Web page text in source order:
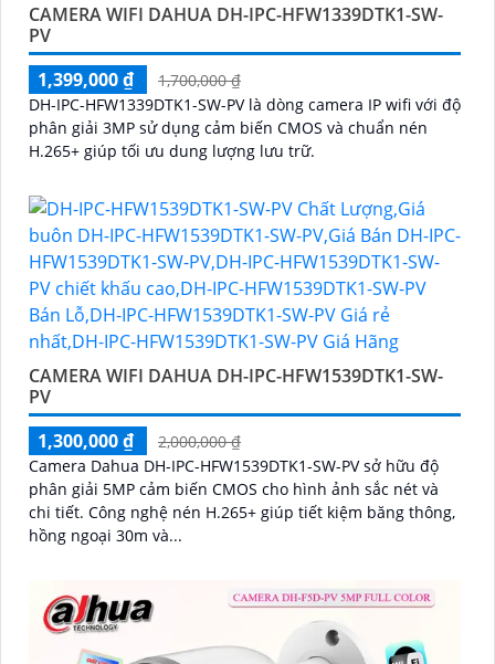
CAMERA WIFI DAHUA DH-IPC-HFW1339DTK1-SW-
PV
1,399,000 ₫
1,700,000 ₫
DH-IPC-HFW1339DTK1-SW-PV là dòng camera IP wifi với độ
phân giải 3MP sử dụng cảm biến CMOS và chuẩn nén
H.265+ giúp tối ưu dung lượng lưu trữ.
CAMERA WIFI DAHUA DH-IPC-HFW1539DTK1-SW-
PV
1,300,000 ₫
2,000,000 ₫
Camera Dahua DH-IPC-HFW1539DTK1-SW-PV sở hữu độ
phân giải 5MP cảm biến CMOS cho hình ảnh sắc nét và
chi tiết. Công nghệ nén H.265+ giúp tiết kiệm băng thông,
hồng ngoại 30m và...